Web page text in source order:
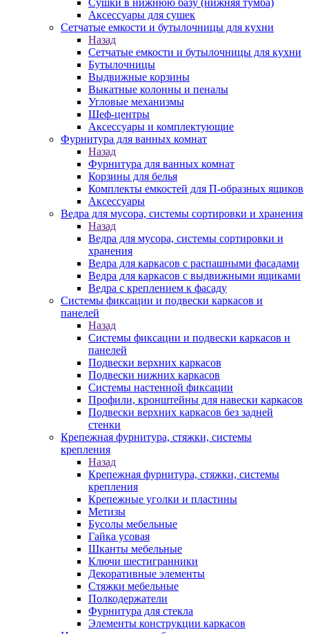
Сушки в нижнюю базу (нижняя тумба)
Аксессуары для сушек
Сетчатые емкости и бутылочницы для кухни
Назад
Сетчатые емкости и бутылочницы для кухни
Бутылочницы
Выдвижные корзины
Выкатные колонны и пеналы
Угловые механизмы
Шеф-центры
Аксессуары и комплектующие
Фурнитура для ванных комнат
Назад
Фурнитура для ванных комнат
Корзины для белья
Комплекты емкостей для П-образных ящиков
Аксессуары
Ведра для мусора, системы сортировки и хранения
Назад
Ведра для мусора, системы сортировки и
хранения
Ведра для каркасов с распашными фасадами
Ведра для каркасов с выдвижными ящиками
Ведра с креплением к фасаду
Системы фиксации и подвески каркасов и
панелей
Назад
Системы фиксации и подвески каркасов и
панелей
Подвески верхних каркасов
Подвески нижних каркасов
Системы настенной фиксации
Профили, кронштейны для навески каркасов
Подвески верхних каркасов без задней
стенки
Крепежная фурнитура, стяжки, системы
крепления
Назад
Крепежная фурнитура, стяжки, системы
крепления
Крепежные уголки и пластины
Метизы
Бусолы мебельные
Гайка усовая
Шканты мебельные
Ключи шестигранники
Декоративные элементы
Стяжки мебельные
Полкодержатели
Фурнитура для стекла
Элементы конструкции каркасов